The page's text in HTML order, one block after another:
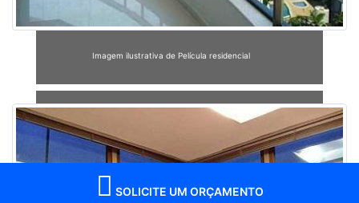
Imagem ilustrativa de Película residencial
SOLICITE UM ORÇAMENTO